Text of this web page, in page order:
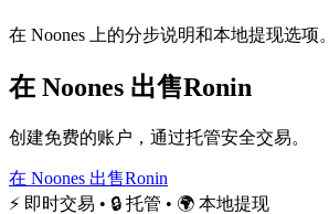
在 Noones 上的分步说明和本地提现选项。
在 Noones 出售Ronin
创建免费的账户，通过托管安全交易。
在 Noones 出售Ronin
⚡ 即时交易 • 🔒 托管 • 🌍 本地提现